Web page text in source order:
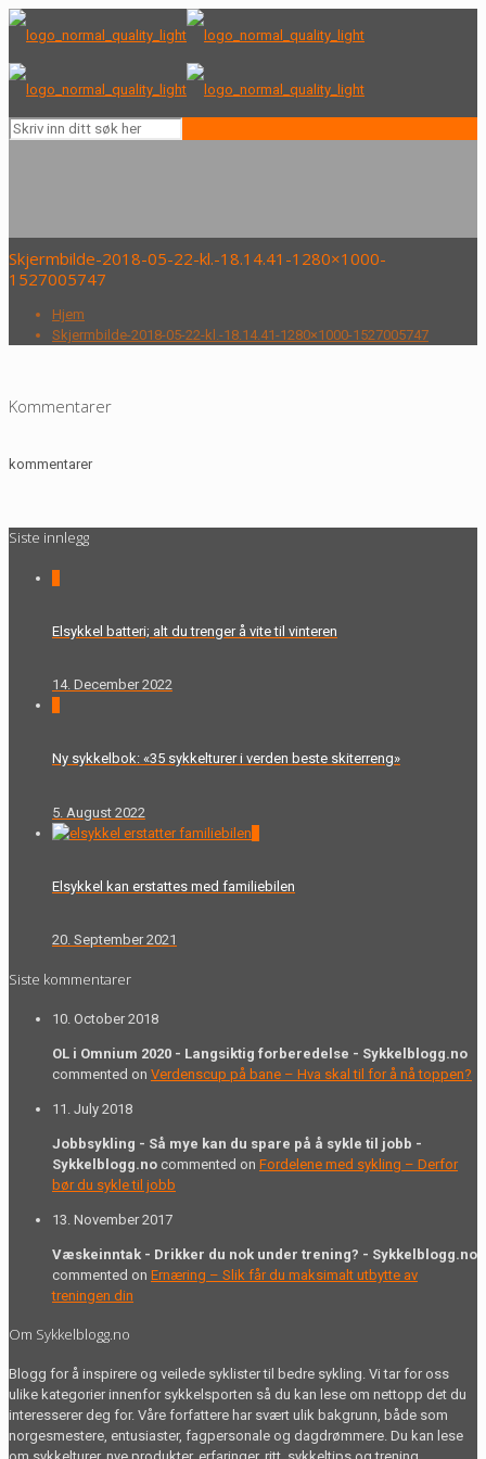
Skjermbilde-2018-05-22-kl.-18.14.41-1280×1000-
1527005747
Hjem
Skjermbilde-2018-05-22-kl.-18.14.41-1280×1000-1527005747
Kommentarer
kommentarer
Siste innlegg
Elsykkel batteri; alt du trenger å vite til vinteren
14. December 2022
Ny sykkelbok: «35 sykkelturer i verden beste skiterreng»
5. August 2022
Elsykkel kan erstattes med familiebilen
20. September 2021
Siste kommentarer
10. October 2018
OL i Omnium 2020 - Langsiktig forberedelse - Sykkelblogg.no
commented on Verdenscup på bane – Hva skal til for å nå toppen?
11. July 2018
Jobbsykling - Så mye kan du spare på å sykle til jobb -
Sykkelblogg.no commented on Fordelene med sykling – Derfor
bør du sykle til jobb
13. November 2017
Væskeinntak - Drikker du nok under trening? - Sykkelblogg.no
commented on Ernæring – Slik får du maksimalt utbytte av
treningen din
Om Sykkelblogg.no
Blogg for å inspirere og veilede syklister til bedre sykling. Vi tar for oss
ulike kategorier innenfor sykkelsporten så du kan lese om nettopp det du
interesserer deg for. Våre forfattere har svært ulik bakgrunn, både som
norgesmestere, entusiaster, fagpersonale og dagdrømmere. Du kan lese